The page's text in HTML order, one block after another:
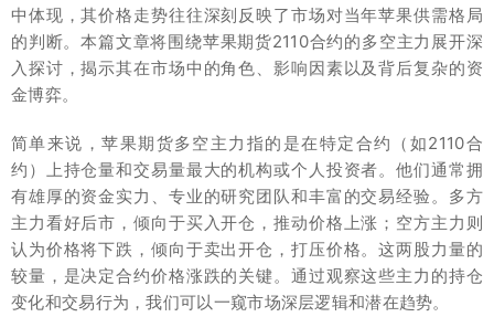
中体现，其价格走势往往深刻反映了市场对当年苹果供需格局
的判断。本篇文章将围绕苹果期货2110合约的多空主力展开深
入探讨，揭示其在市场中的角色、影响因素以及背后复杂的资
金博弈。
简单来说，苹果期货多空主力指的是在特定合约（如2110合
约）上持仓量和交易量最大的机构或个人投资者。他们通常拥
有雄厚的资金实力、专业的研究团队和丰富的交易经验。多方
主力看好后市，倾向于买入开仓，推动价格上涨；空方主力则
认为价格将下跌，倾向于卖出开仓，打压价格。这两股力量的
较量，是决定合约价格涨跌的关键。通过观察这些主力的持仓
变化和交易行为，我们可以一窥市场深层逻辑和潜在趋势。